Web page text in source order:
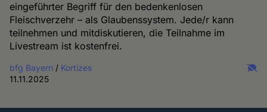
eingeführter Begriff für den bedenkenlosen
Fleischverzehr – als Glaubenssystem. Jede/r kann
teilnehmen und mitdiskutieren, die Teilnahme im
Livestream ist kostenfrei.
bfg Bayern / Kortizes
11.11.2025